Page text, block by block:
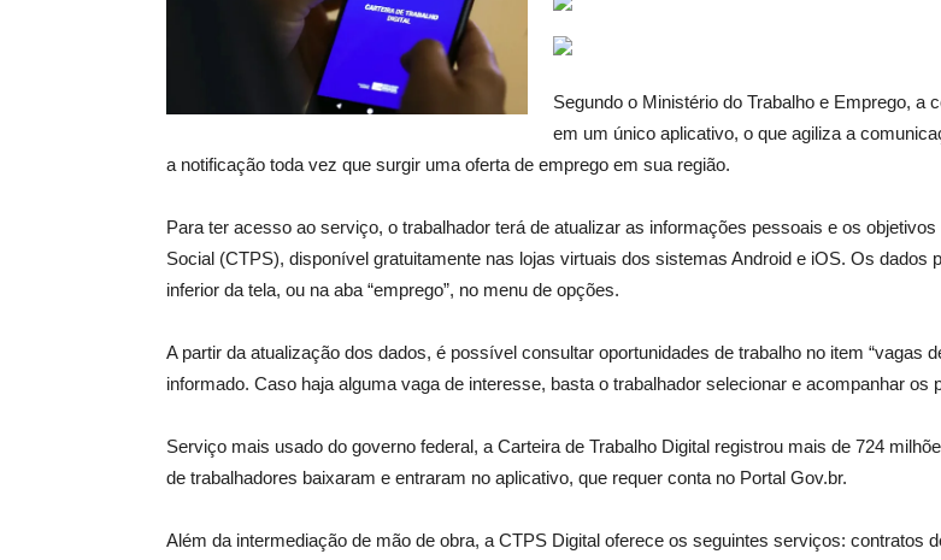
Segundo o Ministério do Trabalho e Emprego,
em um único aplicativo, o que agiliza a
a notificação toda vez que surgir uma oferta de emprego em sua região.
Para ter acesso ao serviço, o trabalhador terá de atualizar as informações pessoais e os
Social (CTPS), disponível gratuitamente nas lojas virtuais dos sistemas Android e iOS. Os dados
inferior da tela, ou na aba “emprego”, no menu de opções.
A partir da atualização dos dados, é possível consultar oportunidades de trabalho no item “vagas
informado. Caso haja alguma vaga de interesse, basta o trabalhador selecionar e acompanhar os
Serviço mais usado do governo federal, a Carteira de Trabalho Digital registrou mais de 724
de trabalhadores baixaram e entraram no aplicativo, que requer conta no Portal Gov.br.
Além da intermediação de mão de obra, a CTPS Digital oferece os seguintes serviços: contratos